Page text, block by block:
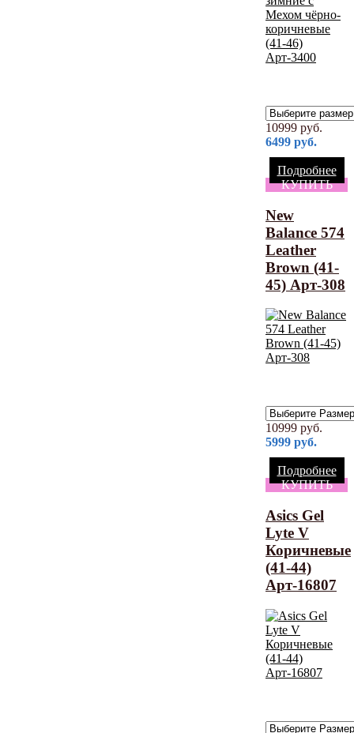
10999 руб.
6499 руб.
Подробнее
КУПИТЬ
New
Balance 574
Leather
Brown (41-
45) Арт-308
10999 руб.
5999 руб.
Подробнее
КУПИТЬ
Asics Gel
Lyte V
Коричневые
(41-44)
Арт-16807